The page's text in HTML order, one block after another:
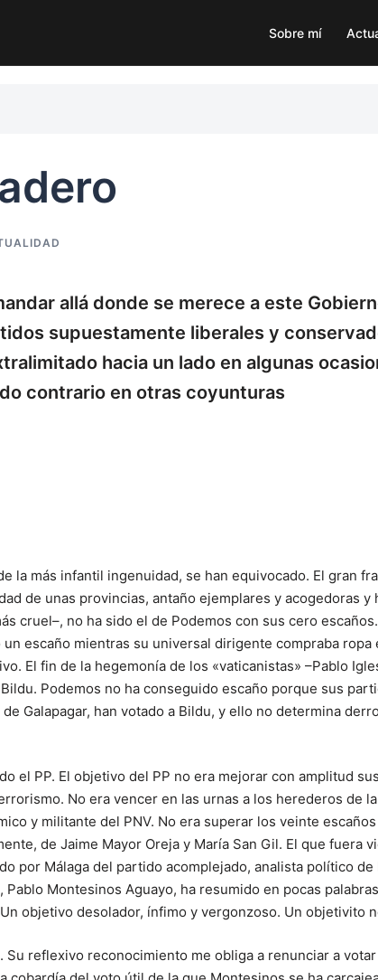
Sobre mí
allá donde se merece a este
supuestamente liberales y
hacia un lado en algunas
contrario en otras coyunturas
la más infantil ingenuidad, se han equivocado. El gran
de unas provincias, antaño ejemplares y acogedoras y
cruel–, no ha sido el de Podemos con sus cero
escaño mientras su universal dirigente compraba ropa
El fin de la hegemonía de los «vaticanistas» –Pablo
Podemos no ha conseguido escaño porque sus
Galapagar, han votado a Bildu, y ello no determina
el PP. El objetivo del PP no era mejorar con amplitud
No era vencer en las urnas a los herederos de la
y militante del PNV. No era superar los veinte
de Jaime Mayor Oreja y María San Gil. El que fuera
por Málaga del partido acomplejado, analista político de
Montesinos Aguayo, ha resumido en pocas
objetivo desolador, ínfimo y vergonzoso. Un objetivito
reflexivo reconocimiento me obliga a renunciar a